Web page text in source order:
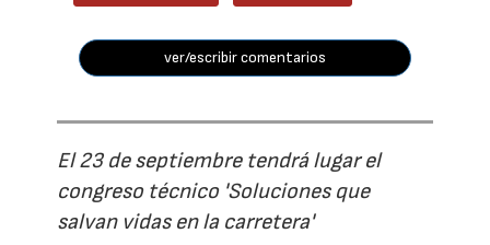
ver/escribir comentarios
El 23 de septiembre tendrá lugar el
congreso técnico 'Soluciones que
salvan vidas en la carretera'